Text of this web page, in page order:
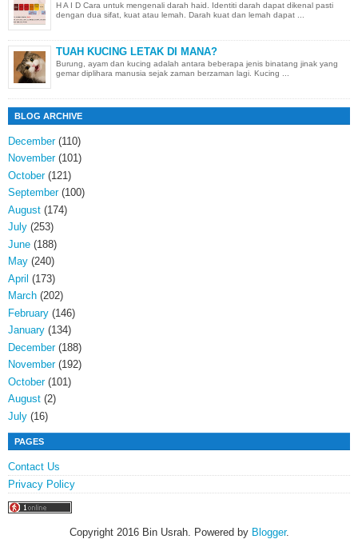
H A I D Cara untuk mengenali darah haid. Identiti darah dapat dikenal pasti
dengan dua sifat, kuat atau lemah. Darah kuat dan lemah dapat ...
TUAH KUCING LETAK DI MANA?
Burung, ayam dan kucing adalah antara beberapa jenis binatang jinak yang
gemar diplihara manusia sejak zaman berzaman lagi. Kucing ...
BLOG ARCHIVE
December(110)
November(101)
October(121)
September(100)
August (174)
July (253)
June (188)
May (240)
April (173)
March (202)
February (146)
January (134)
December(188)
November(192)
October(101)
August (2)
July (16)
PAGES
Contact Us
Privacy Policy
Copyright 2016 Bin Usrah. Powered by Blogger.